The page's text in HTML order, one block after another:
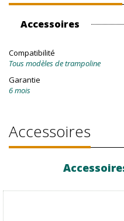
Accessoires
Compatibilité
Tous modèles de trampoline
Garantie
6 mois
Accessoires